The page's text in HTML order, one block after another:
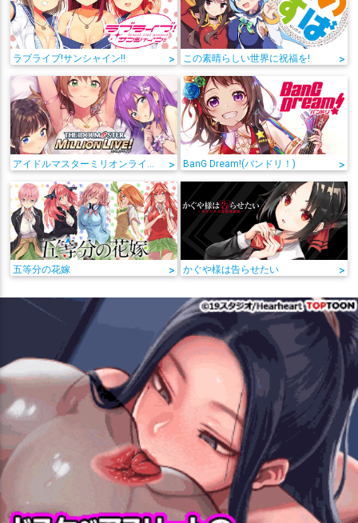
ラブライブ!サンシャイン!! > この素晴らしい世界に祝福を! >
アイドルマスターミリオンライブ! > BanG Dream!(バンドリ！) >
五等分の花嫁 > かぐや様は告らせたい >